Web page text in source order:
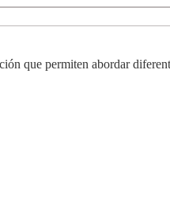
que permiten abordar